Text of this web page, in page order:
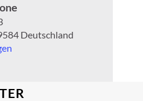
Deutschland